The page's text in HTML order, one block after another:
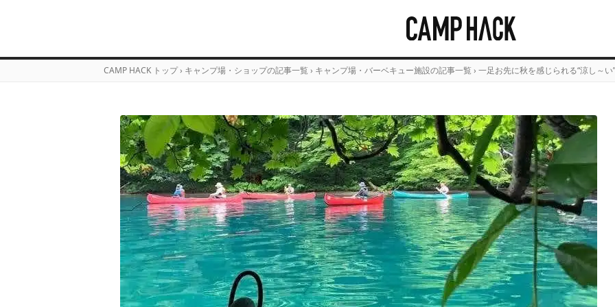
CAMP HACK トップ › キャンプ場・ショップの記事一覧 › キャンプ場・バーベキュー施設の記事一覧 › 一足お先に秋を感じられる“涼し～